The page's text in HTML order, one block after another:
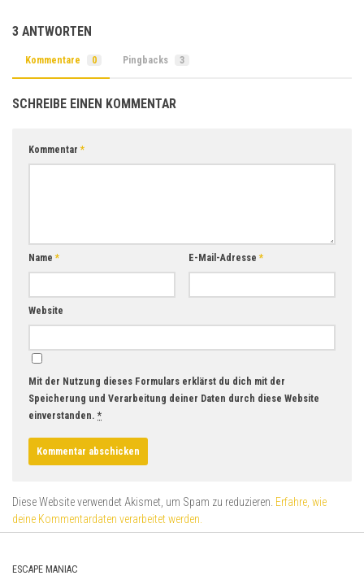
3 ANTWORTEN
Kommentare 0 Pingbacks 3
SCHREIBE EINEN KOMMENTAR
Kommentar*
Name* E-Mail-Adresse*
Website
Mit der Nutzung dieses Formulars erklärst du dich mit der
Speicherung und Verarbeitung deiner Daten durch diese Website
einverstanden. *
Diese Website verwendet Akismet, um Spam zu reduzieren. Erfahre, wie
deine Kommentardaten verarbeitet werden.
ESCAPE MANIAC